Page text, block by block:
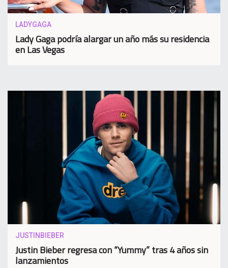
LADYGAGA
Lady Gaga podría alargar un año más su residencia
en Las Vegas
JUSTINBIEBER
Justin Bieber regresa con “Yummy” tras 4 años sin
lanzamientos